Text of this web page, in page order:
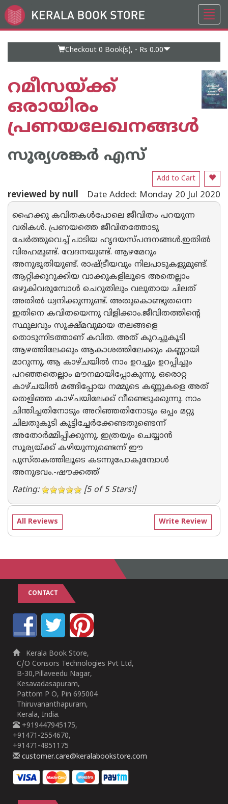
Go
to
Checkout 0 Book(s), - Rs 0.00
റമീസയ്ക്ക്
ഒരായിരം
പ്രണയലേഖനങ്ങൾ
സൂര്യശങ്കര്‍ എസ്
Add to Cart
reviewed by null Date Added: Monday 20 Jul 2020
ഹൈക്കു കവിതകൾപോലെ ജീവിതം പറയുന്ന
വരികൾ. പ്രണയത്തെ ജീവിതത്തോടു
ചേർത്തുവെച്ച് പാടിയ ഹൃദയസ്പന്ദനങ്ങൾ.ഇതിൽ
വിരഹമുണ്ട്. വേദനയുണ്ട്. ആഴമേറും
അനുഭൂതിയുണ്ട്. രാഷ്ട്രീയവും നിലപാടുകളുമുണ്ട്.
ആറ്റിക്കുറുക്കിയ വാക്കുകളിലൂടെ അതെല്ലാം
ഒഴുകിവരുമ്പോൾ ചെറുതിലും വലുതായ ചിലത്
അതിൽ ധ്വനിക്കുന്നുണ്ട്. അതുകൊണ്ടുതന്നെ
ഇതിനെ കവിതയെന്നു വിളിക്കാം.ജീവിതത്തിന്റെ
സ്ഥൂലവും സൂക്ഷ്മവുമായ തലങ്ങളെ
തൊടുന്നിടത്താണ് കവിത. അത് കുറച്ചുകൂടി
ആഴത്തിലേക്കും ആകാശത്തിലേക്കും കണ്ണായി
മാറുന്നു. ആ കാഴ്ചയിൽ നാം ഉറച്ചും ഉറപ്പിച്ചും
പറഞ്ഞതെല്ലാം മൗനമായിപ്പോകുന്നു. ഒരൊറ്റ
കാഴ്ചയിൽ മങ്ങിപ്പോയ നമ്മുടെ കണ്ണുകളെ അത്
തെളിഞ്ഞ കാഴ്ചയിലേക്ക് വീണ്ടെടുക്കുന്നു. നാം
ചിന്തിച്ചതിനോടും അറിഞ്ഞതിനോടും ഒപ്പം മറ്റു
ചിലതുകൂടി കൂട്ടിച്ചേർക്കേണ്ടതുണ്ടെന്ന്
അതോർമ്മിപ്പിക്കുന്നു. ഇത്രയും ചെയ്യാൻ
സൂര്യയ്ക്ക് കഴിയുന്നുണ്ടെന്ന് ഈ
പുസ്തകത്തിലൂടെ കടന്നുപോകുമ്പോൾ
അനുഭവം.-ഷൗക്കത്ത്
Rating:
[5 of 5 Stars!]
Write Review
All Reviews
CONTACT
Kerala Book Store,
C/O Consors Technologies Pvt Ltd,
B-30,Pillaveedu Nagar,
Kesavadasapuram,
Pattom P O, Pin 695004
Thiruvananthapuram,
Kerala, India.
+919447945175,
+91471-2554670,
+91471-4851175
customer.care@keralabookstore.com